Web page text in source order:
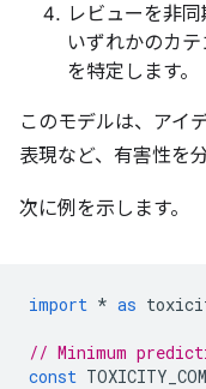
レビューを非
いずれかのカ
を特定します。
このモデルは、アイ
表現など、有害性を
次に例を示します。
import * as
// Minimum
const